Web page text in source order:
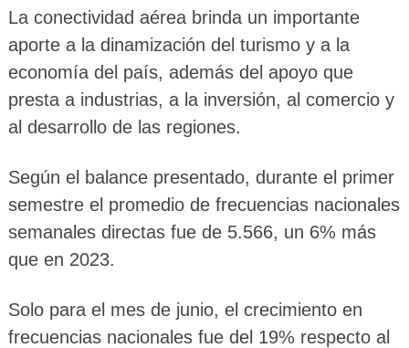
La conectividad aérea brinda un importante
aporte a la dinamización del turismo y a la
economía del país, además del apoyo que
presta a industrias, a la inversión, al comercio y
al desarrollo de las regiones.
Según el balance presentado, durante el primer
semestre el promedio de frecuencias nacionales
semanales directas fue de 5.566, un 6% más
que en 2023.
Solo para el mes de junio, el crecimiento en
frecuencias nacionales fue del 19% respecto al